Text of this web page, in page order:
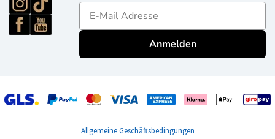
E-mailadres
Anmelden
Allgemeine Geschäftsbedingungen